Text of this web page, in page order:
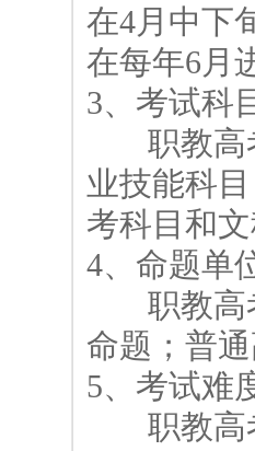
在4月中下
在每年6月
3、考试科
职教高考
业技能科
考科目和
4、命题单
职教高考
命题；普
5、考试难
职教高考